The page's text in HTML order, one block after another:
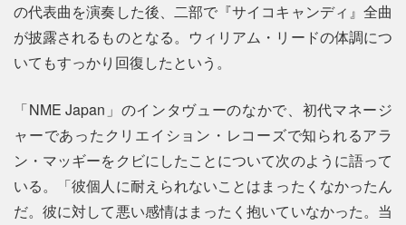
の代表曲を演奏した後、二部で『サイコキャンディ』全曲
が披露されるものとなる。ウィリアム・リードの体調につ
いてもすっかり回復したという。
「NME Japan」のインタヴューのなかで、初代マネージ
ャーであったクリエイション・レコーズで知られるアラ
ン・マッギーをクビにしたことについて次のように語って
いる。「彼個人に耐えられないことはまったくなかったん
だ。彼に対して悪い感情はまったく抱いていなかった。当